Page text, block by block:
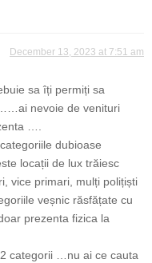
December 13, 2023 at 7:51 am
sa îți permiți sa
nevoie de venituri
….
dubioase
locații de lux trăiesc
vice primari, mulți polițiști
veșnic răsfățate cu
prezenta fizica la
categorii …nu ai ce cauta